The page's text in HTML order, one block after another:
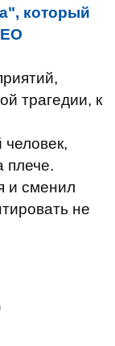
который
трагедии, к
плече.
и сменил
не